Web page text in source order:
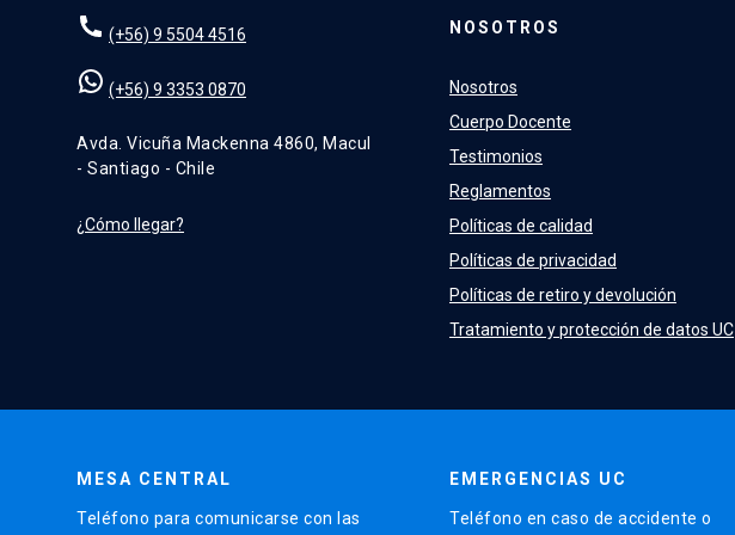
(+56) 9 5504 4516
(+56) 9 3353 0870
Avda. Vicuña Mackenna 4860, Macul
- Santiago - Chile
¿Cómo llegar?
NOSOTROS
Nosotros
Cuerpo Docente
Testimonios
Reglamentos
Políticas de calidad
Políticas de privacidad
Políticas de retiro y devolución
Tratamiento y protección de datos UC
MESA CENTRAL
Teléfono para comunicarse con las
EMERGENCIAS UC
Teléfono en caso de accidente o